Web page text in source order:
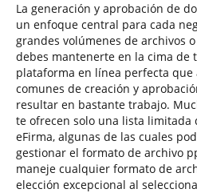
La generación y aprobación de
un enfoque central para cada
grandes volúmenes de archivos
debes mantenerte en la cima de
plataforma en línea perfecta
comunes de creación y
resultar en bastante trabajo.
te ofrecen solo una lista limitada
eFirma, algunas de las cuales
gestionar el formato de archivo
maneje cualquier formato de
elección excepcional al